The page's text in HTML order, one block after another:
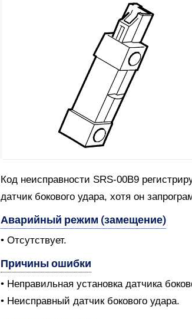
Код неисправности SRS-00B9
датчик бокового удара, хотя он
Аварийный режим (замещение)
• Отсутствует.
Причины ошибки
• Неправильная установка датчика
• Неисправный датчик бокового удара.